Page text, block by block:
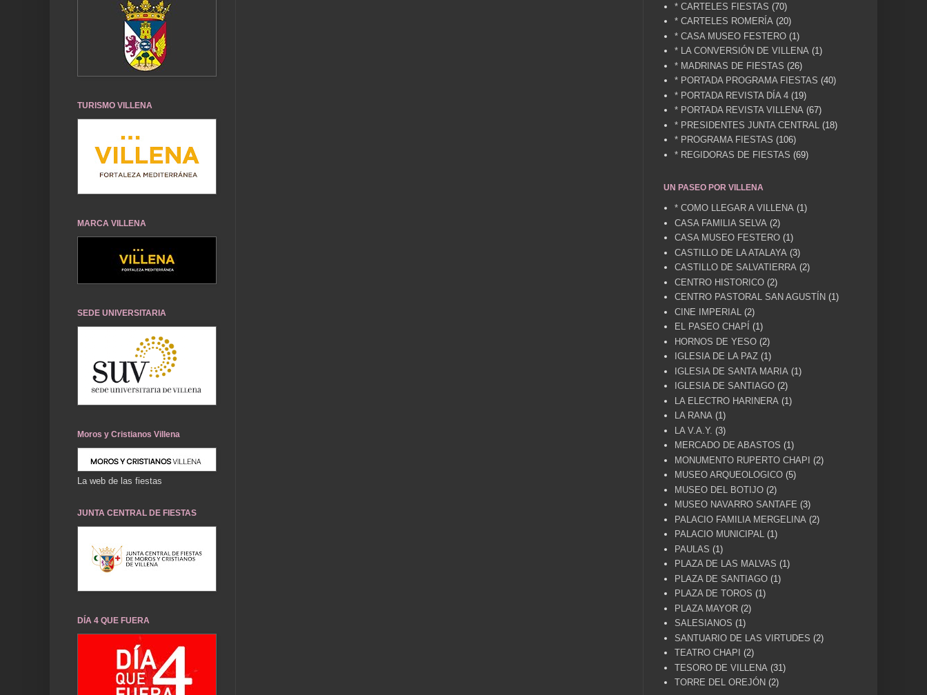
TURISMO VILLENA
MARCA VILLENA
SEDE UNIVERSITARIA
Moros y Cristianos Villena
La web de las fiestas
JUNTA CENTRAL DE FIESTAS
DÍA 4 QUE FUERA
* CARTELES FIESTAS (70)
* CARTELES ROMERÍA (20)
* CASA MUSEO FESTERO (1)
* LA CONVERSIÓN DE VILLENA (1)
* MADRINAS DE FIESTAS (26)
* PORTADA PROGRAMA FIESTAS (40)
* PORTADA REVISTA DÍA 4 (19)
* PORTADA REVISTA VILLENA (67)
* PRESIDENTES JUNTA CENTRAL
(18)
* PROGRAMA FIESTAS (106)
* REGIDORAS DE FIESTAS (69)
UN PASEO POR VILLENA
* COMO LLEGAR A VILLENA (1)
CASA FAMILIA SELVA (2)
CASA MUSEO FESTERO (1)
CASTILLO DE LA ATALAYA (3)
CASTILLO DE SALVATIERRA (2)
CENTRO HISTORICO (2)
CENTRO PASTORAL SAN AGUSTÍN (1)
CINE IMPERIAL
(2)
EL PASEO CHAPÍ
(1)
HORNOS DE YESO (2)
IGLESIA DE LA PAZ (1)
IGLESIA DE SANTA MARIA (1)
IGLESIA DE SANTIAGO (2)
LA ELECTRO HARINERA (1)
LA RANA (1)
LA V.A.Y. (3)
MERCADO DE ABASTOS (1)
MONUMENTO RUPERTO CHAPI
(2)
MUSEO ARQUEOLOGICO (5)
MUSEO DEL BOTIJO (2)
MUSEO NAVARRO SANTAFE (3)
PALACIO FAMILIA MERGELINA (2)
PALACIO MUNICIPAL (1)
PAULAS (1)
PLAZA DE LAS MALVAS (1)
PLAZA DE SANTIAGO (1)
PLAZA DE TOROS (1)
PLAZA MAYOR (2)
SALESIANOS (1)
SANTUARIO DE LAS VIRTUDES (2)
TEATRO CHAPI
(2)
TESORO DE VILLENA (31)
TORRE DEL OREJÓN (2)